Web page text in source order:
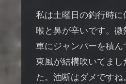
私は土曜日の釣行時に
喉と鼻が辛いです。微
車にジャンパーを積ん
東風が結構吹いてま
た。油断はダメですね